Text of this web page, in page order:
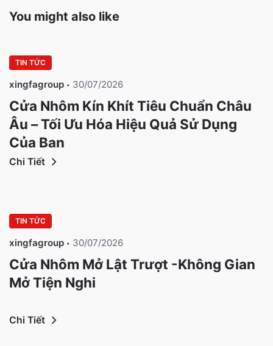
You might also like
TIN TỨC
xingfagroup 30/07/2026
Cửa Nhôm Kín Khít Tiêu Chuẩn Châu
Âu – Tối Ưu Hóa Hiệu Quả Sử Dụng
Của Bạn
Chi Tiết
TIN TỨC
xingfagroup 30/07/2026
Cửa Nhôm Mở Lật Trượt -Không Gian
Mở Tiện Nghi
Chi Tiết